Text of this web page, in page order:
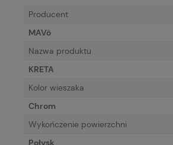
Producent
MAVö
Nazwa produktu
KRETA
Kolor wieszaka
Chrom
Wykończenie powierzchni
Połysk